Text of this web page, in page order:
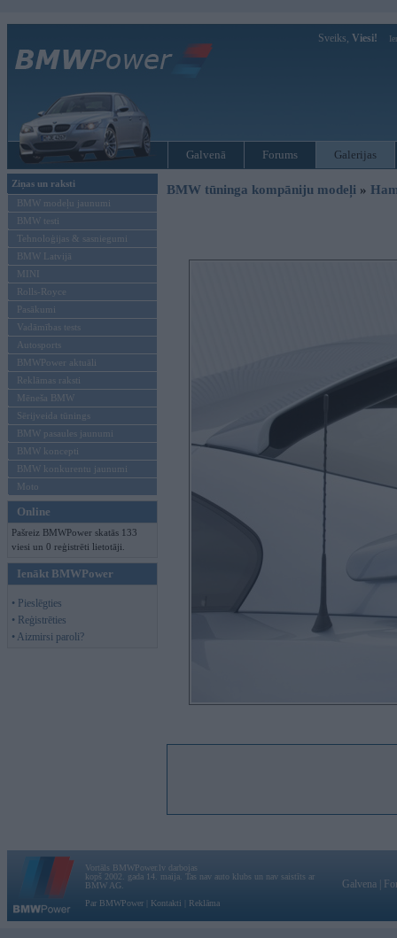
Sveiks, Viesi!
Galvenā Forums Galerijas
Ziņas un raksti
BMW modeļu jaunumi
BMW testi
Tehnoloģijas & sasniegumi
BMW Latvijā
MINI
Rolls-Royce
Pasākumi
Vadāmības tests
Autosports
BMWPower aktuāli
Reklāmas raksti
Mēneša BMW
Sērijveida tūnings
BMW pasaules jaunumi
BMW koncepti
BMW konkurentu jaunumi
Moto
Online
Pašreiz BMWPower skatās 133
viesi un 0 reģistrēti lietotāji.
Ienākt BMWPower
• Pieslēgties
• Reģistrēties
• Aizmirsi paroli?
BMW tūninga kompāniju modeļi »
Vortāls BMWPower.lv darbojas
kopš 2002. gada 14. maija. Tas nav auto klubs un nav saistīts ar
BMW AG.
Par BMWPower
Kontakti Reklāma
Galvena